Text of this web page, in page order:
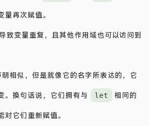
再次赋值。
致变量重复，且其他作用域也可以访问到
明相似，但是就像它的名字所表达的，它
。换句话说，它们拥有与 let 相同的
它们重新赋值。